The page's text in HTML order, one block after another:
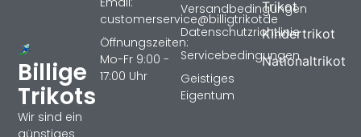
Billige
Trikots
Wir sind ein
Trikot
Kindertrikot
Nationaltrikot
Versandbedingungen
Datenschutzrichtlinie
Servicebedingungen
Geistiges
Eigentum
customerservice@billigtrikotde
Öffnungszeiten:
Mo-Fr 9:00 -
17:00 Uhr